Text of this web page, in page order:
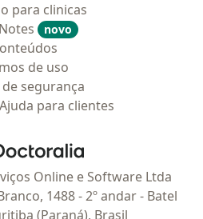
para clinicas
novo
de uso
segurança
para clientes
Doctoralia - Homepage
Online e Software Ltda
1488 - 2º andar - Batel
(Paraná), Brasil